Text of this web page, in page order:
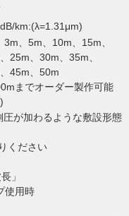
km:(λ=1.31μm)
3m、5m、10m、15m、
25m、30m、35m、
45m、50m
までオーダー製作可能
が加わるような敷設形態
ください
」
使用時